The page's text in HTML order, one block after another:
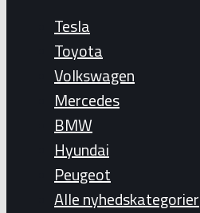
Tesla
Toyota
Volkswagen
Mercedes
BMW
Hyundai
Peugeot
Alle nyhedskategorier